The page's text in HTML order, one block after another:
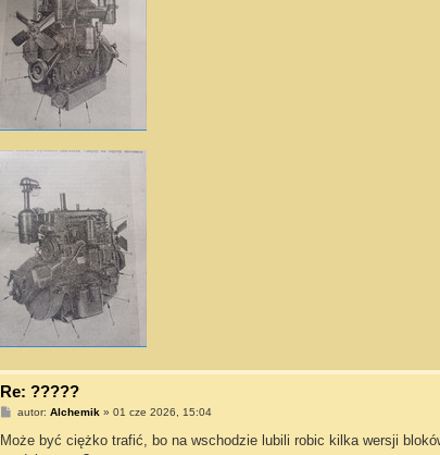
Re: ?????
P
s
autor: Alchemik» 01 cze 2026, 15:04
Może być ciężko trafić, bo na wschodzie lubili robic kilka wersji